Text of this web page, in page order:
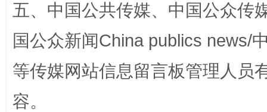
五、中国公共传媒、中国公众传
国公众新闻China publics news/
等传媒网站信息留言板管理人员
容。